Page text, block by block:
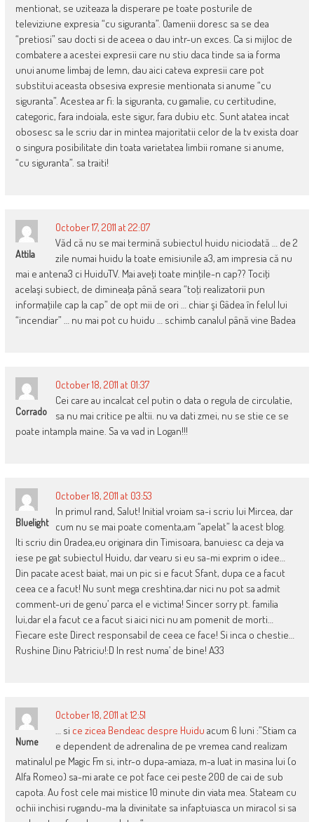
mentionat, se uziteaza la disperare pe toate posturile de
televiziune expresia “cu siguranta”. Oamenii doresc sa se dea
“pretiosi” sau docti si de aceea o dau intr-un exces. Ca si mijloc de
combatere a acestei expresii care nu stiu daca tinde sa ia forma
unui anume limbaj de lemn, dau aici cateva expresii care pot
substitui aceasta obsesiva expresie mentionata si anume “cu
siguranta”. Acestea ar fi: la siguranta, cu gamalie, cu certitudine,
categoric, fara indoiala, este sigur, fara dubiu etc. Sunt atatea incat
obosesc sa le scriu dar in mintea majoritatii celor de la tv exista doar
o singura posibilitate din toata varietatea limbii romane si anume,
“cu siguranta”. sa traiti!
Attila
October 17, 2011 at 22:07
Văd că nu se mai termină subiectul huidu niciodată … de 2
zile numai huidu la toate emisiunile a3, am impresia că nu
mai e antena3 ci HuiduTV. Mai aveţi toate minţile-n cap?? Tociţi
acelaşi subiect, de dimineaţa până seara “toţi realizatorii pun
informaţiile cap la cap” de opt mii de ori … chiar şi Gâdea în felul lui
“incendiar” … nu mai pot cu huidu … schimb canalul până vine Badea
Corrado
October 18, 2011 at 01:37
Cei care au incalcat cel putin o data o regula de circulatie,
sa nu mai critice pe altii. nu va dati zmei, nu se stie ce se
poate intampla maine. Sa va vad in Logan!!!
Bluelight
October 18, 2011 at 03:53
In primul rand, Salut! Initial vroiam sa-i scriu lui Mircea, dar
cum nu se mai poate comenta,am “apelat” la acest blog.
Iti scriu din Oradea,eu originara din Timisoara, banuiesc ca deja va
iese pe gat subiectul Huidu, dar vearu si eu sa-mi exprim o idee…
Din pacate acest baiat, mai un pic si e facut Sfant, dupa ce a facut
ceea ce a facut! Nu sunt mega creshtina,dar nici nu pot sa admit
comment-uri de genu’ parca el e victima! Sincer sorry pt. familia
lui,dar el a facut ce a facut si aici nici nu am pomenit de morti…
Fiecare este Direct responsabil de ceea ce face! Si inca o chestie…
Rushine Dinu Patriciu!:D In rest numa’ de bine! A33
Nume
October 18, 2011 at 12:51
… si ce zicea Bendeac despre Huidu acum 6 luni :”Stiam ca
e dependent de adrenalina de pe vremea cand realizam
matinalul pe Magic Fm si, intr-o dupa-amiaza, m-a luat in masina lui (o
Alfa Romeo) sa-mi arate ce pot face cei peste 200 de cai de sub
capota. Au fost cele mai mistice 10 minute din viata mea. Stateam cu
ochii inchisi rugandu-ma la divinitate sa infaptuiasca un miracol si sa